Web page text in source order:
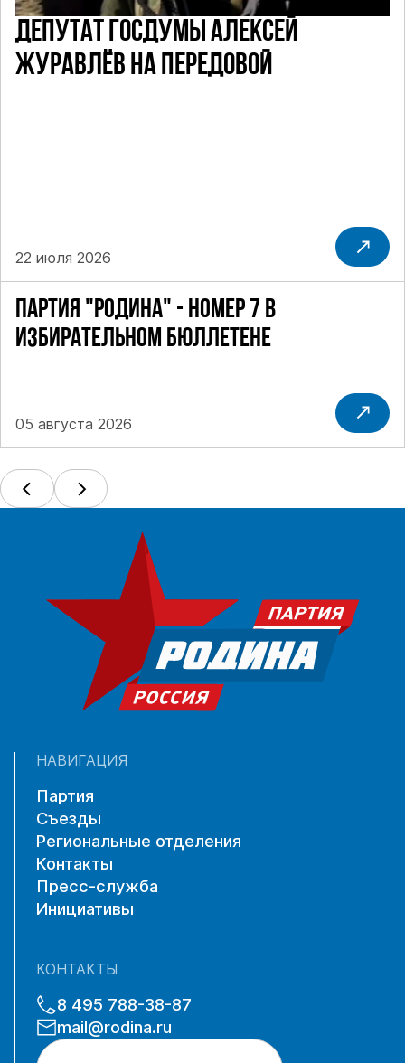
ПАРТИЯ "РОДИНА" - НОМЕР 7 В
ИЗБИРАТЕЛЬНОМ БЮЛЛЕТЕНЕ
05 августа 2026
ДЕПУТАТ ГОСДУМЫ АЛЕКСЕЙ
ЖУРАВЛЁВ НА ПЕРЕДОВОЙ
22 июля 2026
НАВИГАЦИЯ
Партия
Съезды
Региональные отделения
Контакты
Пресс-служба
Инициативы
КОНТАКТЫ
8 495 788-38-87
mail@rodina.ru